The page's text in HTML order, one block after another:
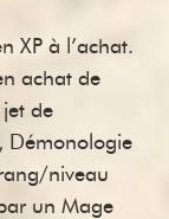
XP à l’achat.
achat de
de
Démonologie
niveau
un Mage